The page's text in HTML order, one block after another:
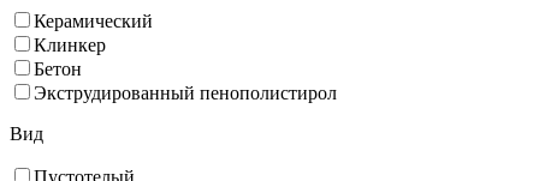
Керамический
Клинкер
Бетон
Экструдированный пенополистирол
Вид
Пустотелый